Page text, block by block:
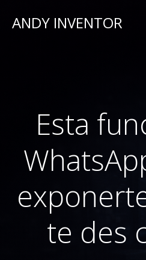
ANDY INVENTOR
Esta
te des